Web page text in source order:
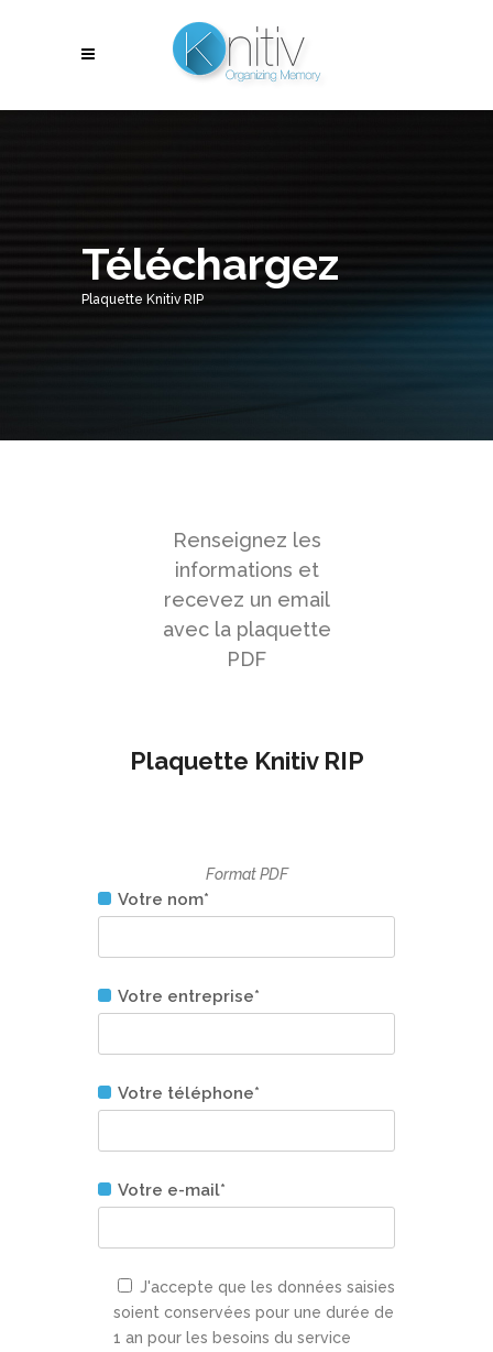
Téléchargez
Plaquette Knitiv RIP
Renseignez les
informations et
recevez un email
avec la plaquette
PDF
Plaquette Knitiv RIP
Format PDF
Votre nom*
Votre entreprise*
Votre téléphone*
Votre e-mail*
J'accepte que les données saisies
soient conservées pour une durée de
1 an pour les besoins du service